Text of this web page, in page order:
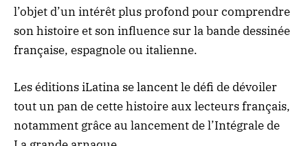
l’objet d’un intérêt plus profond pour comprendre
son histoire et son influence sur la bande dessinée
française, espagnole ou italienne.
Les éditions iLatina se lancent le défi de dévoiler
tout un pan de cette histoire aux lecteurs français,
notamment grâce au lancement de l’Intégrale de